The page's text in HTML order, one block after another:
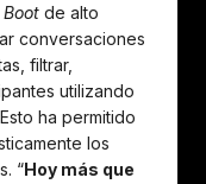
Boot de alto
conversaciones
filtrar,
utilizando
ha permitido
los
“Hoy más que